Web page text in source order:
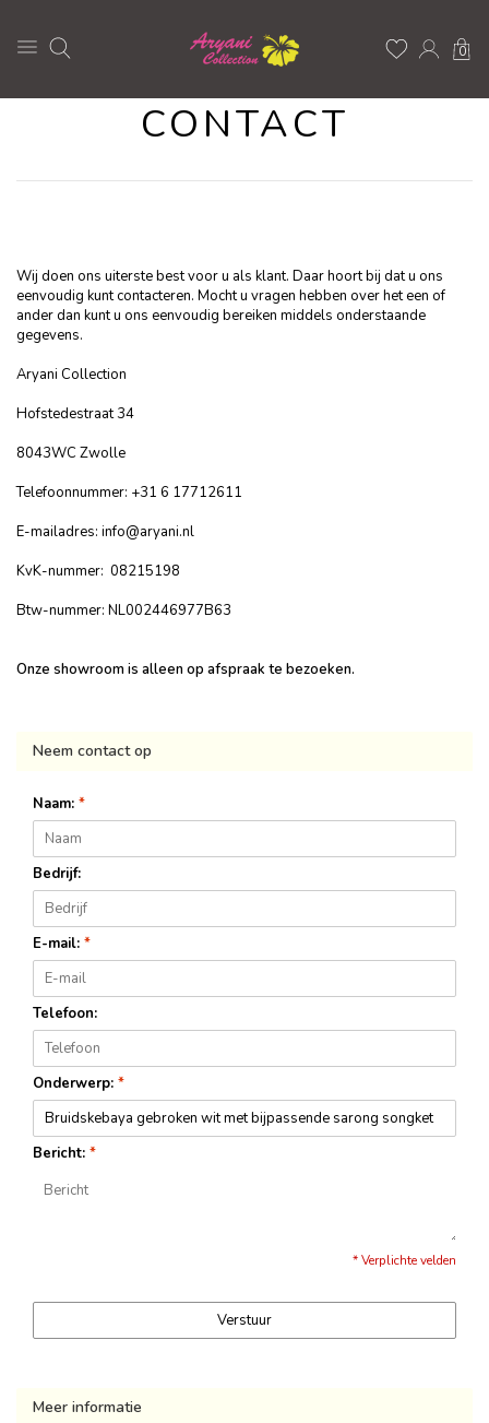
0
CONTACT
Wij doen ons uiterste best voor u als klant. Daar hoort bij dat u ons
eenvoudig kunt contacteren. Mocht u vragen hebben over het een of
ander dan kunt u ons eenvoudig bereiken middels onderstaande
gegevens.
Aryani Collection
Hofstedestraat 34
8043WC Zwolle
Telefoonnummer: +31 6 17712611
E-mailadres: info@aryani.nl
KvK-nummer: 08215198
Btw-nummer: NL002446977B63
Onze showroom is alleen op afspraak te bezoeken.
Neem contact op
Naam: *
Bedrijf:
E-mail: *
Telefoon:
Onderwerp: *
Bericht: *
* Verplichte velden
Verstuur
Meer informatie